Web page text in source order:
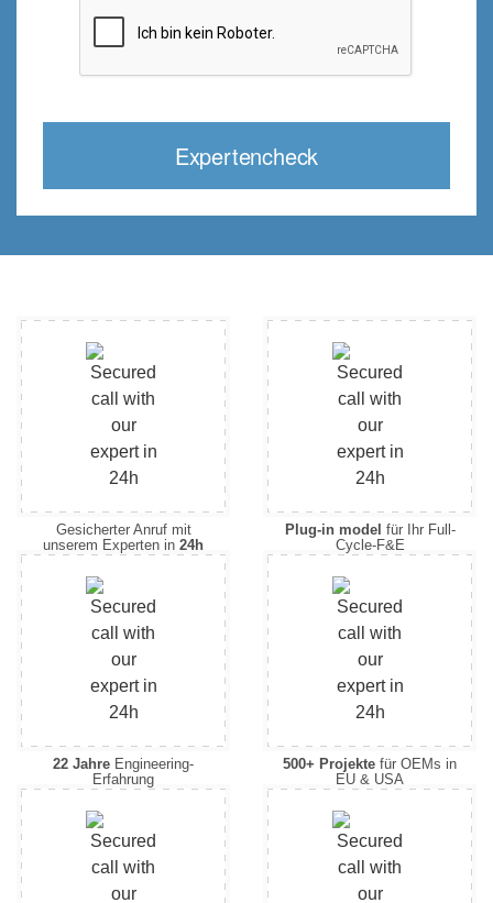
Expertencheck
Gesicherter Anruf mit
unserem Experten in 24h
Plug-in model für Ihr Full-
Cycle-F&E
22 Jahre Engineering-
Erfahrung
500+ Projekte für OEMs in
EU & USA